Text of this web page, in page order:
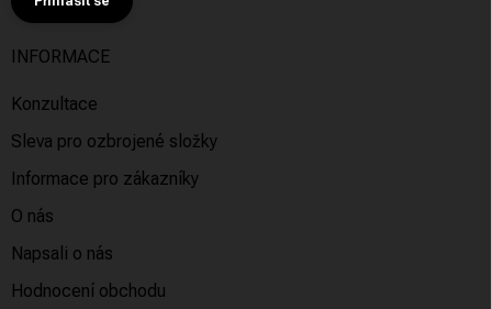
INFORMACE
Konzultace
Sleva pro ozbrojené složky
Informace pro zákazníky
O nás
Napsali o nás
Hodnocení obchodu